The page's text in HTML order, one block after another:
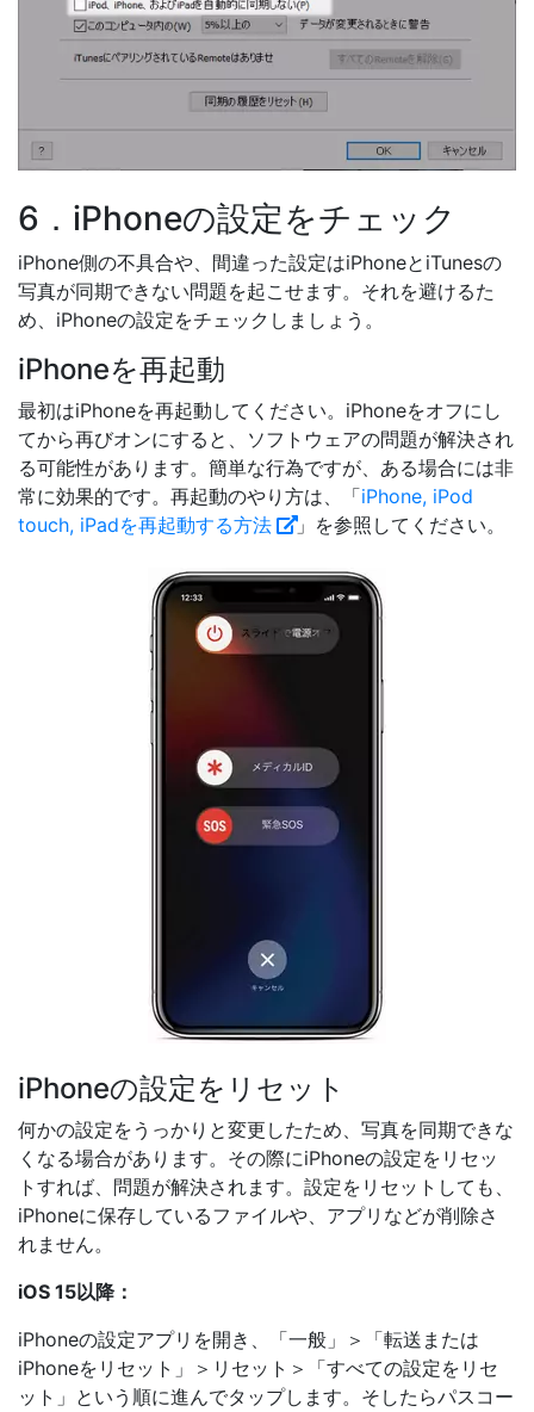
6．iPhoneの設定をチェック
iPhone側の不具合や、間違った設定はiPhoneとiTunesの
写真が同期できない問題を起こせます。それを避けるた
め、iPhoneの設定をチェックしましょう。
iPhoneを再起動
最初はiPhoneを再起動してください。iPhoneをオフにし
てから再びオンにすると、ソフトウェアの問題が解決され
る可能性があります。簡単な行為ですが、ある場合には非
常に効果的です。再起動のやり方は、「iPhone, iPod
touch, iPadを再起動する方法
」を参照してください。
iPhoneの設定をリセット
何かの設定をうっかりと変更したため、写真を同期できな
くなる場合があります。その際にiPhoneの設定をリセッ
トすれば、問題が解決されます。設定をリセットしても、
iPhoneに保存しているファイルや、アプリなどが削除さ
れません。
iOS 15以降：
iPhoneの設定アプリを開き、「一般」＞「転送または
iPhoneをリセット」＞リセット＞「すべての設定をリセ
ット」という順に進んでタップします。そしたらパスコー